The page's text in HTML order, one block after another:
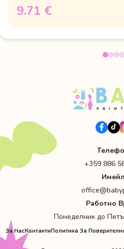
9.71 €
+359 886
Работно
Понеделник до
За НасКонтактиПолитика За